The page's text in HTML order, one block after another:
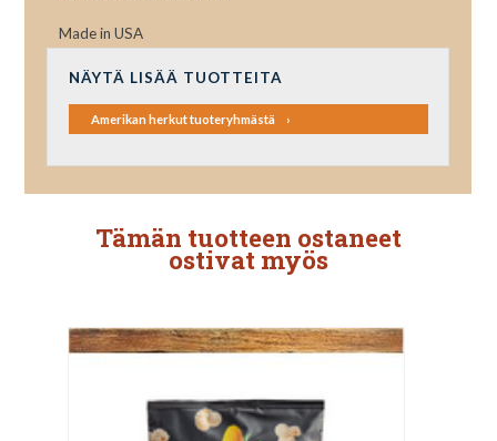
Made in USA
NÄYTÄ LISÄÄ TUOTTEITA
Amerikan herkut tuoteryhmästä
Tämän tuotteen ostaneet
ostivat myös